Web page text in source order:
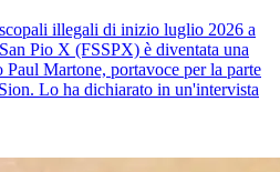
illegali di inizio luglio 2026 a
Pio X (FSSPX) è diventata una
Paul Martone, portavoce per la parte
Lo ha dichiarato in un'intervista